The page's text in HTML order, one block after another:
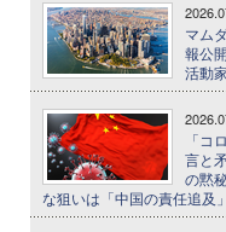
マム
報公
活動
「コ
言と
の黙
な狙いは「中国の責任追及